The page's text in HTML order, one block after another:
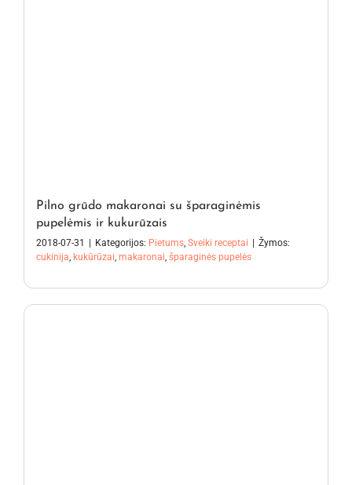
Pilno grūdo makaronai su šparaginėmis
pupelėmis ir kukurūzais
2018-07-31 Kategorijos: Pietums, Sveiki receptai
Žymos:
cukinija, kukūrūzai, makaronai, šparaginės pupelės